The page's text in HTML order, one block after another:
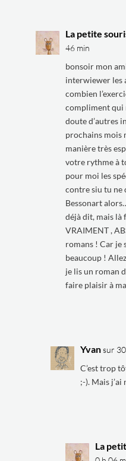
La petite
46 min
bonsoir mon
interwiewer les
combien
compliment qui
doute d’autres
prochains mois
manière très
votre rythme à
pour moi les
contre siu tu ne
Bessonart
déjà dit, mais là
VRAIMENT ,
romans ! Car je
beaucoup !
je lis un roman
faire plaisir à
Yvan sur
C’est trop
;-). Mais j’ai
La